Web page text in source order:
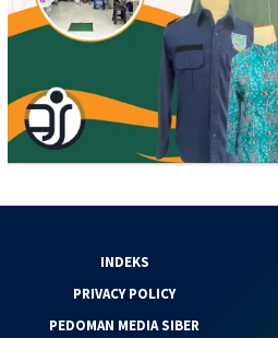
INDEKS
PRIVACY POLICY
PEDOMAN MEDIA SIBER